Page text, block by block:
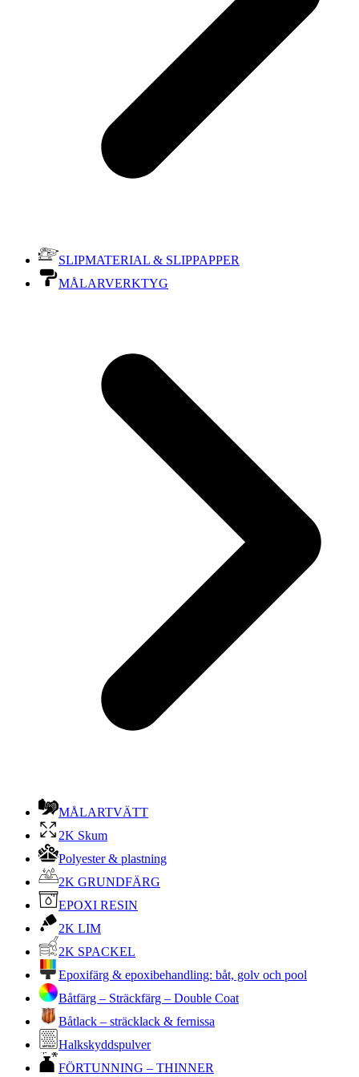
SLIPMATERIAL & SLIPPAPPER
MÅLARVERKTYG
MÅLARTVÄTT
2K Skum
Polyester & plastning
2K GRUNDFÄRG
EPOXI RESIN
2K LIM
2K SPACKEL
Epoxifärg & epoxibehandling: båt, golv och pool
Båtfärg – Sträckfärg – Double Coat
Båtlack – sträcklack & fernissa
Halkskyddspulver
FÖRTUNNING – THINNER